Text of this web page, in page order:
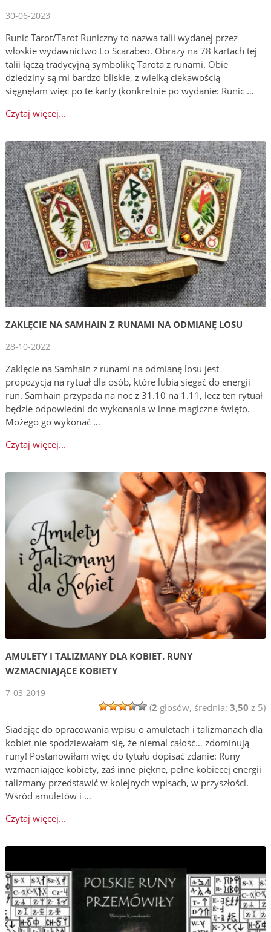
30-06-2023
Runic Tarot/Tarot Runiczny to nazwa talii wydanej przez
włoskie wydawnictwo Lo Scarabeo. Obrazy na 78 kartach tej
talii łączą tradycyjną symbolikę Tarota z runami. Obie
dziedziny są mi bardzo bliskie, z wielką ciekawością
sięgnęłam więc po te karty (konkretnie po wydanie: Runic …
Czytaj więcej...
ZAKLĘCIE NA SAMHAIN Z RUNAMI NA ODMIANĘ LOSU
28-10-2022
Zaklęcie na Samhain z runami na odmianę losu jest
propozycją na rytuał dla osób, które lubią sięgać do energii
run. Samhain przypada na noc z 31.10 na 1.11, lecz ten rytuał
będzie odpowiedni do wykonania w inne magiczne święto.
Możego go wykonać …
Czytaj więcej...
AMULETY I TALIZMANY DLA KOBIET. RUNY
WZMACNIAJĄCE KOBIETY
7-03-2019
(2 głosów, średnia: 3,50 z 5)
Siadając do opracowania wpisu o amuletach i talizmanach dla
kobiet nie spodziewałam się, że niemal całość… zdominują
runy! Postanowiłam więc do tytułu dopisać zdanie: Runy
wzmacniające kobiety, zaś inne piękne, pełne kobiecej energii
talizmany przedstawić w kolejnych wpisach, w przyszłości.
Wśród amuletów i …
Czytaj więcej...